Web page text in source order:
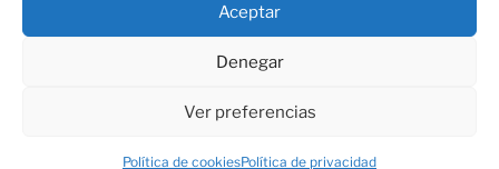
Aceptar
Denegar
Ver preferencias
Política de cookiesPolítica de privacidad